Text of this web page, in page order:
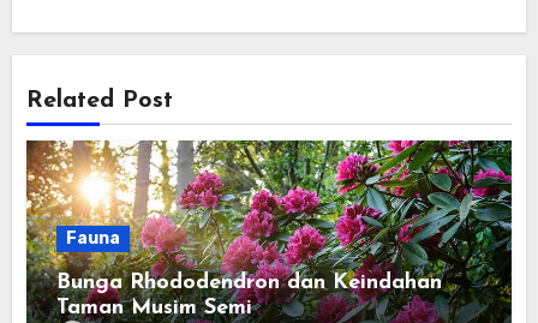
Related Post
Fauna
Bunga Rhododendron dan Keindahan
Taman Musim Semi